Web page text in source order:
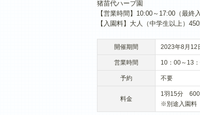
猪苗代ハーブ園
【営業時間】10:00～17:00（最終
【入園料】大人（中学生以上）
開催期間 2023年8月12
営業時間 10：00～13
予約 不要
料金
1羽15分 600
※別途入園料